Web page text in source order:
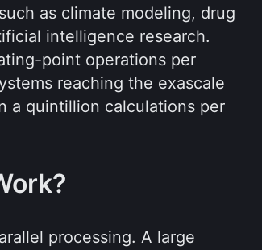
as climate modeling, drug
intelligence research.
point operations per
reaching the exascale
a quintillion calculations per
processing. A large